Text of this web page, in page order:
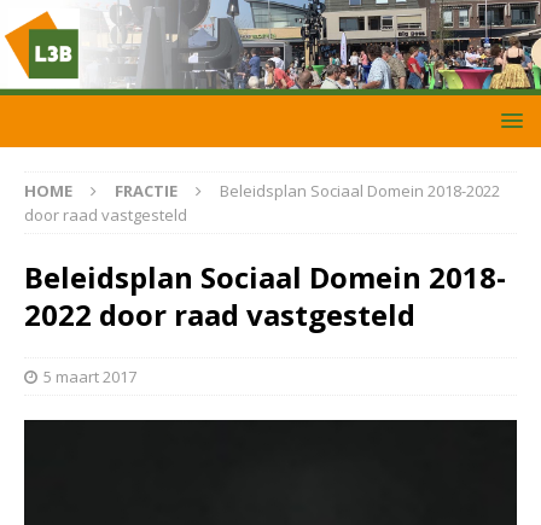
HOME FRACTIE
Beleidsplan Sociaal Domein 2018-2022
door raad vastgesteld
Beleidsplan Sociaal Domein 2018-
2022 door raad vastgesteld
5 maart 2017